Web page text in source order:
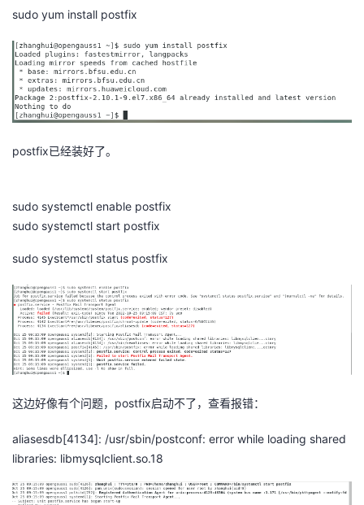
sudo yum install postfix
postfix已经装好了。
sudo systemctl enable postfix
sudo systemctl start postfix
sudo systemctl status postfix
这边好像有个问题，postfix启动不了，查看报错：
aliasesdb[4134]: /usr/sbin/postconf: error while loading shared
libraries: libmysqlclient.so.18